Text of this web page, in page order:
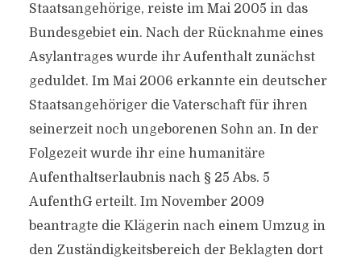
Staatsangehörige, reiste im Mai 2005 in das
Bundesgebiet ein. Nach der Rücknahme eines
Asylantrages wurde ihr Aufenthalt zunächst
geduldet. Im Mai 2006 erkannte ein deutscher
Staatsangehöriger die Vaterschaft für ihren
seinerzeit noch ungeborenen Sohn an. In der
Folgezeit wurde ihr eine humanitäre
Aufenthaltserlaubnis nach § 25 Abs. 5
AufenthG erteilt. Im November 2009
beantragte die Klägerin nach einem Umzug in
den Zuständigkeitsbereich der Beklagten dort